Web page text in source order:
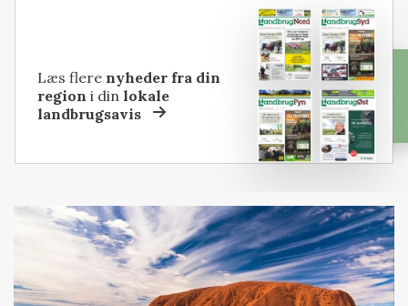
Læs flere nyheder fra din
region i dinlokale
landbrugsavis